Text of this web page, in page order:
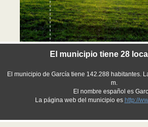
El municipio tiene 28
El municipio de García tiene 142.288 habitantes.
m.
El nombre español es
La página web del municipio es http://